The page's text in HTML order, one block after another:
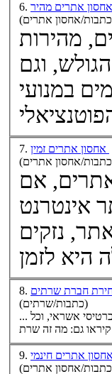
6.
, מהירות
לנטישה של הגולש, וגם
לירידה במיקומים במנועי
7.
, אם
אינטרנט
נזקים
8.
(כתבות/שרתים)
אשראי, וכל
9.